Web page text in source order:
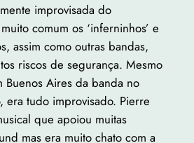
improvisada do
comum os ‘inferninhos’ e
assim como outras bandas,
riscos de segurança. Mesmo
Buenos Aires da banda no
era tudo improvisado. Pierre
que apoiou muitas
mas era muito chato com a